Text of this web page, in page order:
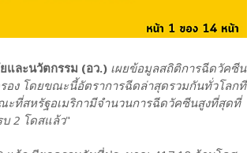
และนวัตกรรม (อว.) เผยข้อมูลสถิติการฉีดวัคซีน
อง โดยขณะนี้อัตราการฉีดล่าสุดรวมกันทั่วโลกที่
ที่สหรัฐอเมริกามีจำนวนการฉีดวัคซีนสูงที่สุดที่
2 โดสแล้ว"